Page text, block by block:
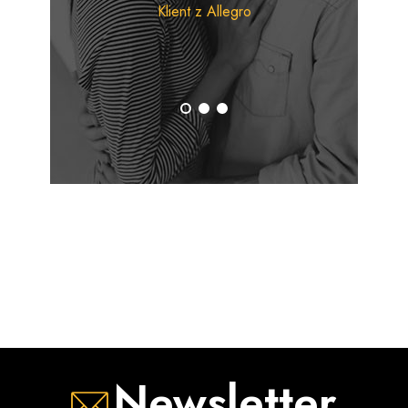
Klient z Allegro
pomagają usuwać zabrudzenia, kurz oraz osady,
pozostawiając powierzchnie czyste, zadbane i przyjemnie
pachnące.
Pielęgnacja podłóg i różnych powierzchni
W ofercie marki znajdują siępłyny do mycia podłóg,
środki uniwersalne, preparaty do mebli, płyny do
szyb, odświeżacze powietrza oraz specjalistyczne
środki czyszczące. Produkty Sidolux pomagają zadbać o
Skuteczne mycie i pielęgnacja powierzchni
Przyjemne kompozycje zapachowe